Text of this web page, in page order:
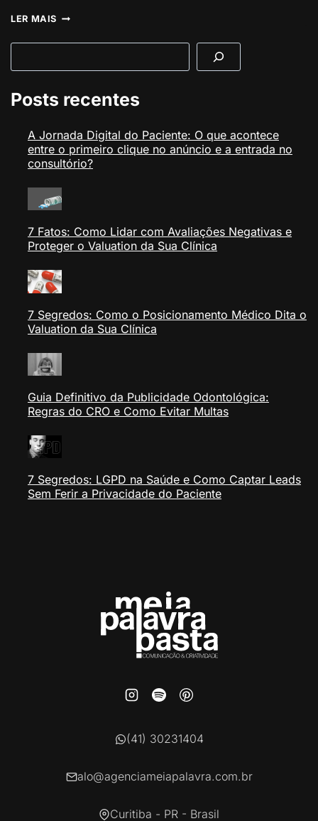
LER MAIS ALÉM
MARKETING:
MOTOR
NA
SAÚDE
Pesquisar
Posts recentes
A Jornada Digital do Paciente: O que acontece
entre o primeiro clique no anúncio e a entrada no
consultório?
7 Fatos: Como Lidar com Avaliações Negativas e
Proteger o Valuation da Sua Clínica
7 Segredos: Como o Posicionamento Médico Dita o
Valuation da Sua Clínica
Guia Definitivo da Publicidade Odontológica:
Regras do CRO e Como Evitar Multas
7 Segredos: LGPD na Saúde e Como Captar Leads
Sem Ferir a Privacidade do Paciente
(41) 30231404
alo@agenciameiapalavra.com.br
Curitiba - PR - Brasil